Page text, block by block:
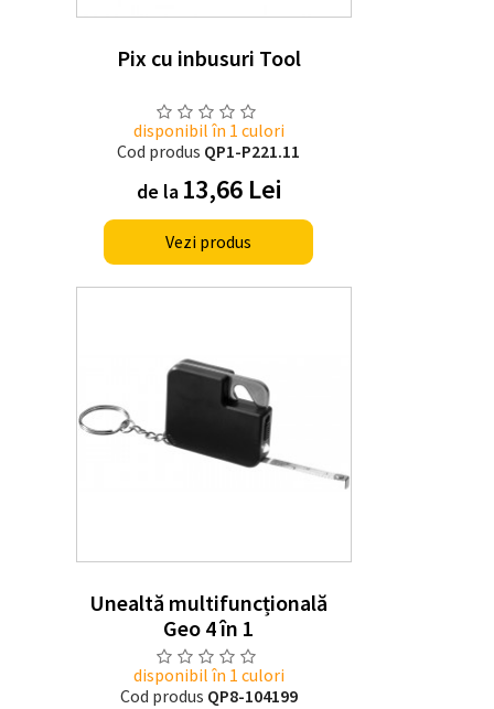
Pix cu inbusuri Tool
disponibil în 1 culori
Cod produs QP1-P221.11
de la 13,66 Lei
Vezi produs
Unealtă multifuncțională
Geo 4 în 1
disponibil în 1 culori
Cod produs QP8-104199